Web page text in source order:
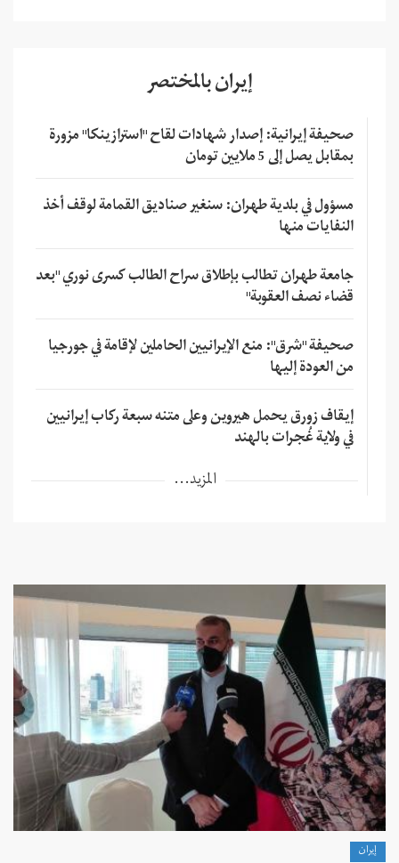
إيران بالمختصر
صحيفة إيرانية: إصدار شهادات لقاح "استرازينكا" مزورة
بمقابل يصل إلى 5 ملايين تومان
مسؤول في بلدية طهران: سنغير صناديق القمامة لوقف أخذ
النفايات منها
جامعة طهران تطالب بإطلاق سراح الطالب كسرى نوري "بعد
قضاء نصف العقوبة"
صحيفة "شرق": منع الإيرانيين الحاملين لإقامة في جورجيا
من العودة إليها
إيقاف زورق يحمل هيروين وعلى متنه سبعة ركاب إيرانيين
في ولاية غُجرات بالهند
المزيد...
إيران